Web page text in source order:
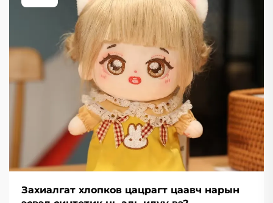
Захиалгат хлопков цацрагт цаавч нарын